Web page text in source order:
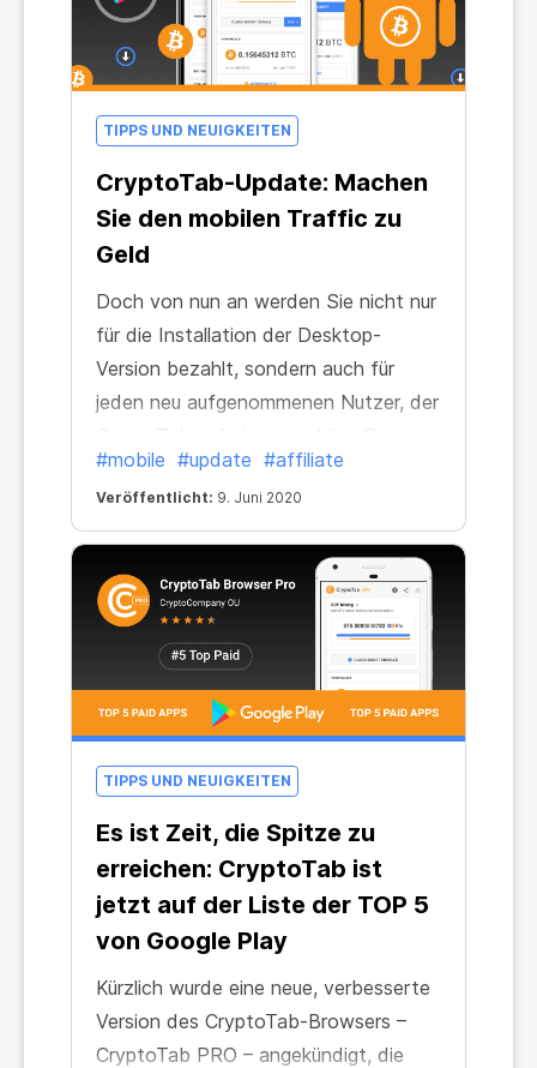
Bedienung.
TIPPS UND NEUIGKEITEN
CryptoTab-Update: Machen
Sie den mobilen Traffic zu
Geld
Doch von nun an werden Sie nicht nur
für die Installation der Desktop-
Version bezahlt, sondern auch für
jeden neu aufgenommenen Nutzer, der
installiert. Holen Sie sich eine
garantierte Belohnung von 2 $ für die
Installation entweder der Basic- oder
PRO-Version der Android-App! Werben
Sie CryptoTab-Nutzer mit mobilen
Geräten an und steigern Sie Ihr
Einkommen, einfacher geht es nicht.
#mobile #update #affiliate
Veröffentlicht: 9. Juni 2020
TIPPS UND NEUIGKEITEN
Es ist Zeit, die Spitze zu
erreichen: CryptoTab ist
jetzt auf der Liste der TOP 5
von Google Play
Kürzlich wurde eine neue, verbesserte
Version des CryptoTab-Browsers –
CryptoTab PRO – angekündigt, die